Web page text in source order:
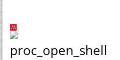
proc_open_shell